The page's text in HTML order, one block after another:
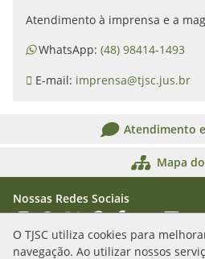
O TJSC utiliza cookies para
navegação. Ao utilizar nossos
Atendimento à imprensa e a
WhatsApp: (48) 98414-1493
E-mail: imprensa@tjsc.jus.br
Atendimento
Mapa
Nossas Redes Sociais
Acessar Instagram
Acessar WhatsApp
Acessar XAcessar Threads
AcessarAcessar